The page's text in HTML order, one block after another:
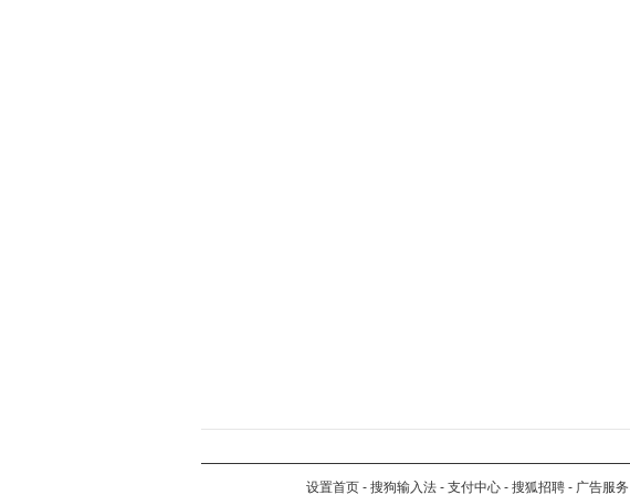
设置首页 - 搜狗输入法 - 支付中心 - 搜狐招聘 - 广告服务